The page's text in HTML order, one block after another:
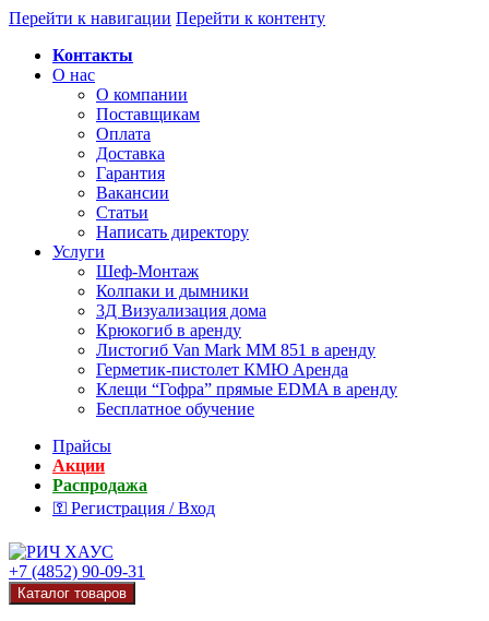
Перейти к навигации Перейти к контенту
Контакты
О нас
О компании
Поставщикам
Оплата
Доставка
Гарантия
Вакансии
Статьи
Написать директору
Услуги
Шеф-Монтаж
Колпаки и дымники
3Д Визуализация дома
Крюкогиб в аренду
Листогиб Van Mark MM 851 в аренду
Герметик-пистолет КМЮ Аренда
Клещи “Гофра” прямые EDMA в аренду
Бесплатное обучение
Прайсы
Акции
Распродажа
⚿ Регистрация / Вход
+7 (4852) 90-09-31
Каталог товаров